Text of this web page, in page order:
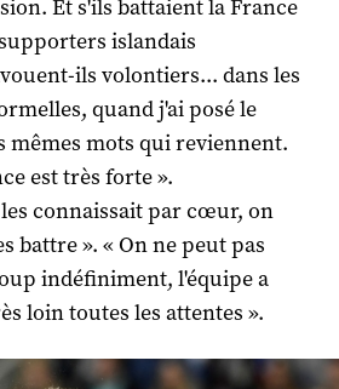
Et s'ils battaient la France
islandais
ils volontiers... dans les
quand j'ai posé le
mêmes mots qui reviennent.
est très forte ».
connaissait par cœur, on
battre ». « On ne peut pas
indéfiniment, l'équipe a
loin toutes les attentes ».